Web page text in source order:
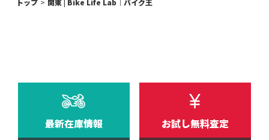
最新在庫情報 お試し無料査定